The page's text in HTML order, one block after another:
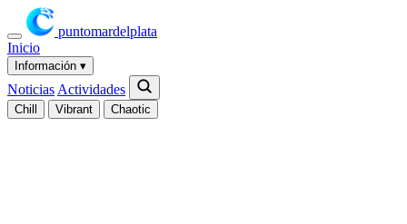
puntomardelplata
Inicio
Información ▾
Noticias Actividades
Chill Vibrant Chaotic